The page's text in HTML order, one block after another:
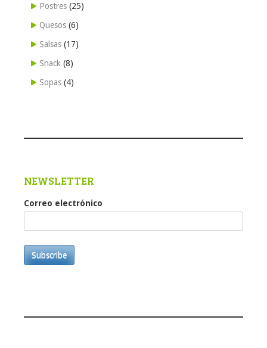
Postres (25)
Quesos (6)
Salsas (17)
Snack (8)
Sopas (4)
NEWSLETTER
Correo electrónico
Subscribe